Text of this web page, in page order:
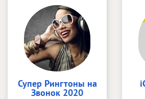
Супер Рингтоны на
Звонок 2020